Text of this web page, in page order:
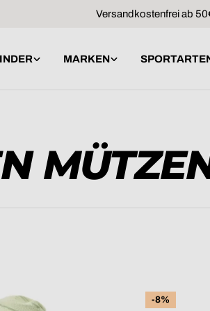
Versandkostenfrei ab
MARKEN
-8%